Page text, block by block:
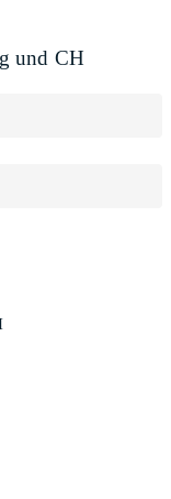
und CH